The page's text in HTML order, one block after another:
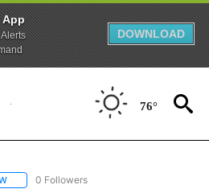
App
DOWNLOAD
76°
FOLLOW "CNN - SPANISH" TO RECEIVE
0 Followers